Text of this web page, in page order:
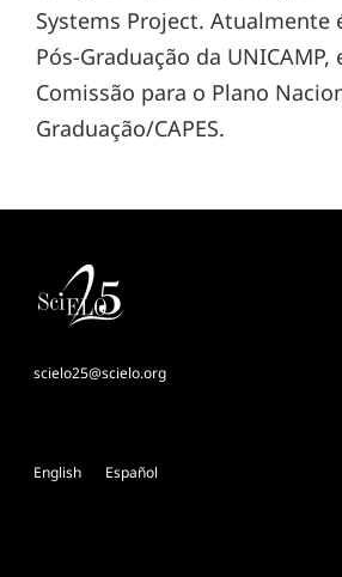
Systems Project. Atualmente
Pós-Graduação da
Comissão para o Plano
Graduação/CAPES.
scielo25@scielo.org
English Español